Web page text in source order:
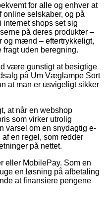
for alle og enhver at
selskaber, og på
shops set sig
på deres produkter –
og mænd – eftertrykkeligt,
uden beregning.
være gunstigt at besigtige
på Um Væglampe Sort
at man er usvigeligt sikker
at når en webshop
som virker utrolig
varsel om en snydagtig e-
en regel, som redder
på nettet.
eller MobilePay. Som en
en løsning på afbetaling
at finansiere pengene